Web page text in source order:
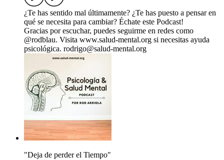
¿Te has sentido mal últimamente? ¿Te has puesto a pensar en
qué se necesita para cambiar? Échate este Podcast!
Gracias por escuchar, puedes seguirme en redes como
@rodblau. Visita www.salud-mental.org si necesitas ayuda
psicológica. rodrigo@salud-mental.org
"Deja de perder el Tiempo"